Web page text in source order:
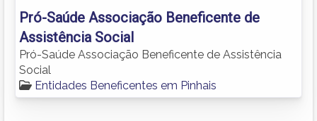
Pró-Saúde Associação Beneficente de
Assistência Social
Pró-Saúde Associação Beneficente de Assistência
Social
Entidades Beneficentes em Pinhais